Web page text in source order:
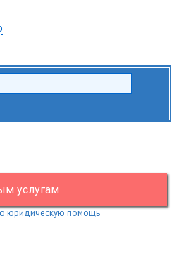
услугам
юридическую помощь